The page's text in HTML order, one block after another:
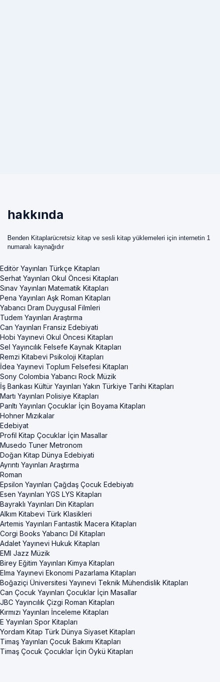
hakkında
Benden Kitaplarücretsiz kitap ve sesli kitap yüklemeleri için internetin 1
numaralı kaynağıdır
Editör Yayınları Türkçe Kitapları
Serhat Yayınları Okul Öncesi Kitapları
Sınav Yayınları Matematik Kitapları
Pena Yayınları Aşk Roman Kitapları
Yabancı Dram Duygusal Filmleri
Tudem Yayınları Araştırma
Can Yayınları Fransiz Edebiyati
Hobi Yayınevi Okul Öncesi Kitapları
Sel Yayıncılık Felsefe Kaynak Kitapları
Remzi Kitabevi Psikoloji Kitapları
İdea Yayınevi Toplum Felsefesi Kitapları
Sony Colombia Yabancı Rock Müzik
İş Bankası Kültür Yayınları Yakın Türkiye Tarihi Kitapları
Martı Yayınları Polisiye Kitapları
Parıltı Yayınları Çocuklar İçin Boyama Kitapları
Hohner Mızıkalar
Edebiyat
Profil Kitap Çocuklar İçin Masallar
Musedo Tuner Metronom
Doğan Kitap Dünya Edebiyati
Ayrıntı Yayınları Araştırma
Roman
Epsilon Yayınları Çağdaş Çocuk Edebiyatı
Esen Yayınları YGS LYS Kitapları
Bayraklı Yayınları Din Kitapları
Alkım Kitabevi Türk Klasikleri
Artemis Yayınları Fantastik Macera Kitapları
Corgi Books Yabancı Dil Kitapları
Adalet Yayınevi Hukuk Kitapları
EMI Jazz Müzik
Birey Eğitim Yayınları Kimya Kitapları
Elma Yayınevi Ekonomi Pazarlama Kitapları
Boğaziçi Üniversitesi Yayınevi Teknik Mühendislik Kitapları
Can Çocuk Yayınları Çocuklar İçin Masallar
JBC Yayıncılık Çizgi Roman Kitapları
Kırmızı Yayınları İnceleme Kitapları
E Yayınları Spor Kitapları
Yordam Kitap Türk Dünya Siyaset Kitapları
Timaş Yayınları Çocuk Bakımı Kitapları
Timaş Çocuk Çocuklar İçin Öykü Kitapları